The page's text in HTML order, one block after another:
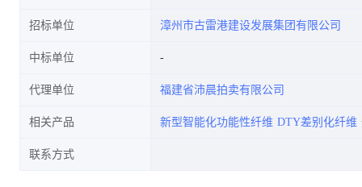
目剩余砂土(约108891.98m3)转
招标单位 漳州市古雷港建设发展集团有限公司
中标单位
代理单位 福建省沛晨拍卖有限公司
相关产品 新型智能化功能性纤维 DTY差别化纤维
联系方式